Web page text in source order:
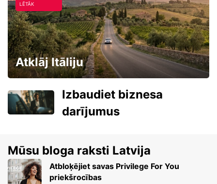
LĒTĀK
Atklāj Itāliju
Izbaudiet biznesa
darījumus
Mūsu bloga raksti Latvija
Atbloķējiet savas Privilege For You
priekšrocības